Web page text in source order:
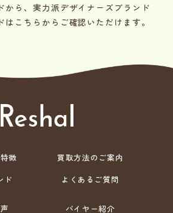
から、実力派デザイナーズブランド
はこちらからご確認いただけます。
徴
買取方法のご案内
ド
よくあるご質問
バイヤー紹介